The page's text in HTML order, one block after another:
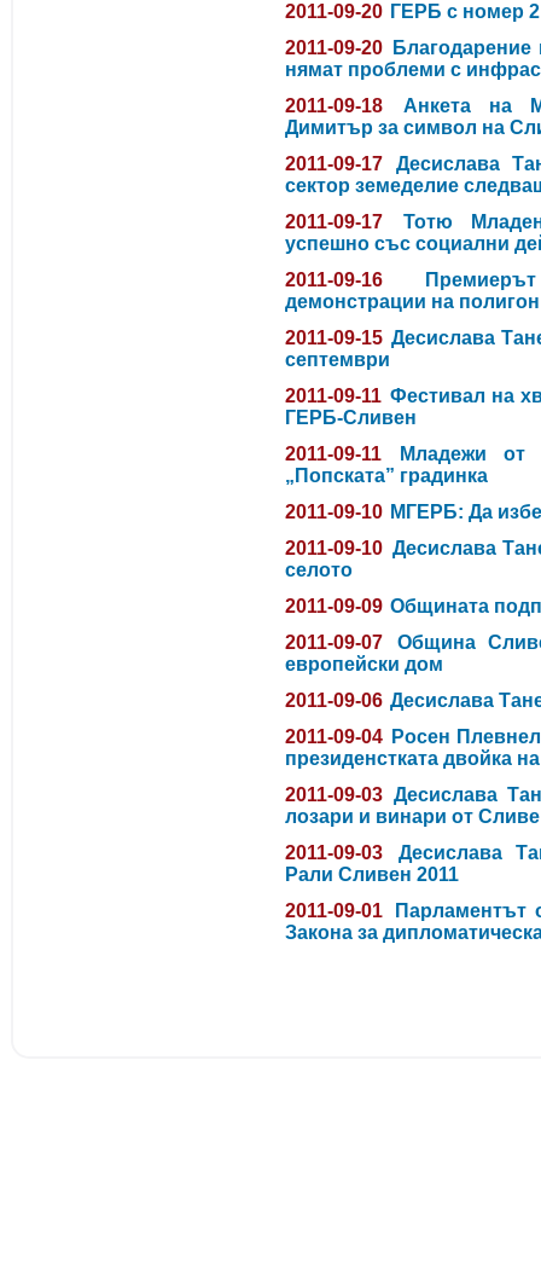
2011-09-20 ГЕРБ с номер
2011-09-20
нямат проблеми с
2011-09-18
Анкета на
Димитър за символ на
2011-09-17
Десислава
сектор земеделие
2011-09-17
Тотю
успешно със социални
2011-09-16
демонстрации на
2011-09-15 Десислава
септември
2011-09-11 Фестивал на
ГЕРБ-Сливен
2011-09-11
Младежи от
„Попската” градинка
2011-09-10 МГЕРБ: Да
2011-09-10 Десислава
селото
2011-09-09 Общината
2011-09-07
Община
европейски дом
2011-09-06 Десислава
2011-09-04 Росен
президенстката двойка
2011-09-03 Десислава
лозари и винари от
2011-09-03
Десислава
Рали Сливен 2011
2011-09-01
Парламентът
Закона за